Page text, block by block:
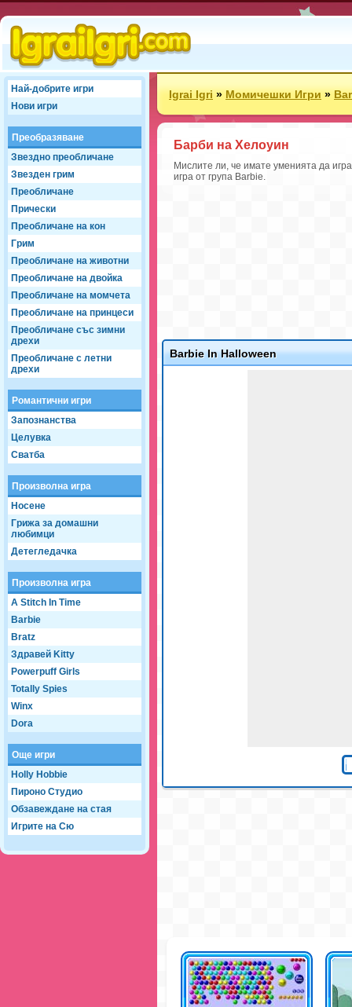
Най-добрите игри
Нови игри
Преобразяване
Звездно преобличане
Звезден грим
Преобличане
Прически
Преобличане на кон
Грим
Преобличане на животни
Преобличане на двойка
Преобличане на момчета
Преобличане на принцеси
Преобличане със зимни
дрехи
Преобличане с летни
дрехи
Романтични игри
Запознанства
Целувка
Сватба
Произволна игра
Носене
Грижа за домашни
любимци
Детегледачка
Произволна игра
A Stitch In Time
Barbie
Bratz
Здравей Kitty
Powerpuff Girls
Totally Spies
Winx
Dora
Още игри
Holly Hobbie
Пироно Студио
Обзавеждане на стая
Игрите на Сю
Igrai Igri»Момичешки Игри»
Барби на Хелоуин
Мислите ли, че имате уменията да
игра от група Barbie.
Barbie In Halloween